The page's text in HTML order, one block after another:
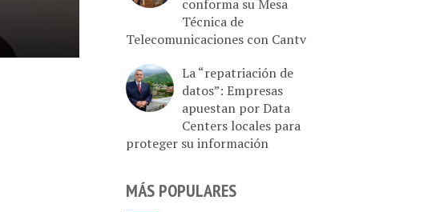
conforma su Mesa
Técnica de
Telecomunicaciones con Cantv
La “repatriación de
datos”: Empresas
apuestan por Data
Centers locales para
proteger su información
MÁS POPULARES